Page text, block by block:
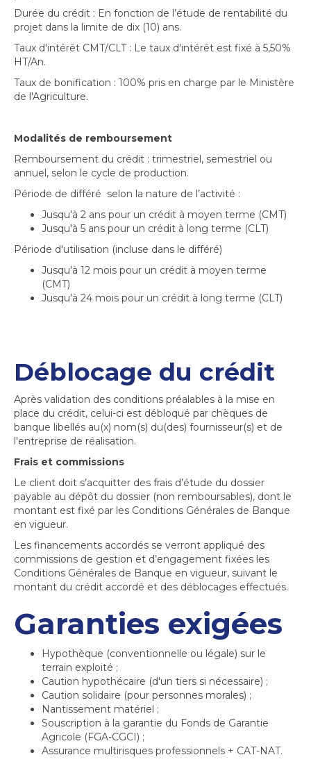
Durée du crédit : En fonction de l’étude de rentabilité du
projet dans la limite de dix (10) ans.
Taux d'intérêt CMT/CLT : Le taux d'intérêt est fixé à 5,50%
HT/An.
Taux de bonification : 100% pris en charge par le Ministère
de l'Agriculture.
Modalités de remboursement
Remboursement du crédit : trimestriel, semestriel ou
annuel, selon le cycle de production.
Période de différé selon la nature de l’activité :
Jusqu'à 2 ans pour un crédit à moyen terme (CMT)
Jusqu'à 5 ans pour un crédit à long terme (CLT)
Période d'utilisation (incluse dans le différé)
Jusqu'à 12 mois pour un crédit à moyen terme
(CMT)
Jusqu'à 24 mois pour un crédit à long terme (CLT)
Déblocage du crédit
Après validation des conditions préalables à la mise en
place du crédit, celui-ci est débloqué par chèques de
banque libellés au(x) nom(s) du(des) fournisseur(s) et de
l'entreprise de réalisation.
Frais et commissions
Le client doit s’acquitter des frais d’étude du dossier
payable au dépôt du dossier (non remboursables), dont le
montant est fixé par les Conditions Générales de Banque
en vigueur.
Les financements accordés se verront appliqué des
commissions de gestion et d’engagement fixées les
Conditions Générales de Banque en vigueur, suivant le
montant du crédit accordé et des déblocages effectués.
Garanties exigées
Hypothèque (conventionnelle ou légale) sur le
terrain exploité ;
Caution hypothécaire (d'un tiers si nécessaire) ;
Caution solidaire (pour personnes morales) ;
Nantissement matériel ;
Souscription à la garantie du Fonds de Garantie
Agricole (FGA-CGCI) ;
Assurance multirisques professionnels + CAT-NAT.